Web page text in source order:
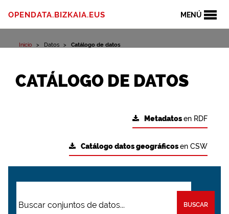
MENÚ
OPENDATA.BIZKAIA.EUS
Inicio Datos Catálogo de datos
CATÁLOGO DE DATOS
Metadatosen RDF
Catálogo datos geográficosen CSW
BUSCAR